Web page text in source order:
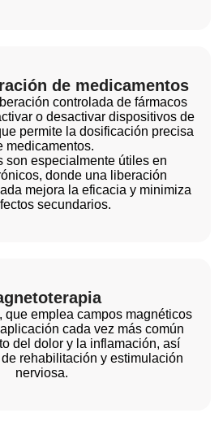
de medicamentos
controlada de fármacos
o desactivar dispositivos de
permite la dosificación precisa
medicamentos.
son especialmente útiles en
donde una liberación
mejora la eficacia y minimiza
secundarios.
que emplea campos magnéticos
cada vez más común
del dolor y la inflamación, así
rehabilitación y estimulación
nerviosa.